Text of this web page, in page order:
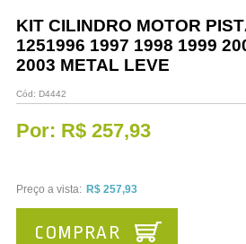
Promoções
KIT CILINDRO MOTOR
1251996 1997 1998 1999
2003 METAL LEVE
Cód: D4442
Por: R$ 257,93
Preço a vista: R$ 257,93
COMPRAR